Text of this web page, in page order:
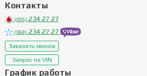
Контакты
(095) 234 27 27
(068) 234 27 27
Заказать звонок
Запрос по VIN
График работы